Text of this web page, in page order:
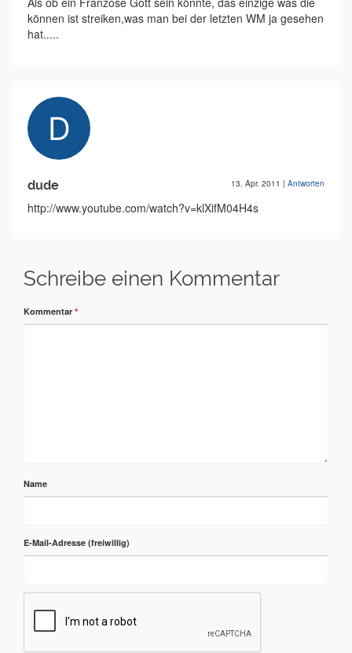
können ist streiken,was man bei der letzten WM ja gesehen
hat.....
dude 13. Apr. 2011 | Antworten
http://www.youtube.com/watch?v=klXifM04H4s
Schreibe einen Kommentar
Kommentar *
Name
E-Mail-Adresse